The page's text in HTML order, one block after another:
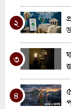
৯
১০
২
৩
৪